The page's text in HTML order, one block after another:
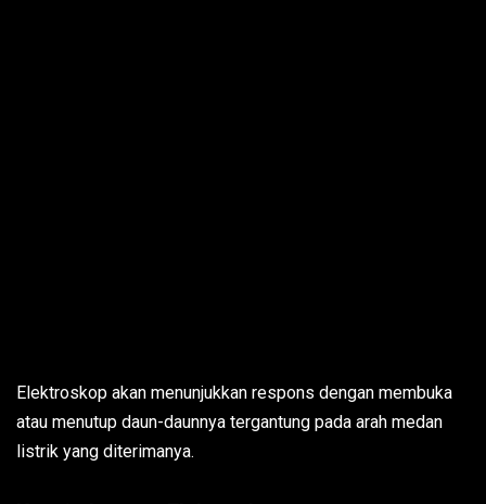
Elektroskop akan menunjukkan respons dengan membuka
atau menutup daun-daunnya tergantung pada arah medan
listrik yang diterimanya.